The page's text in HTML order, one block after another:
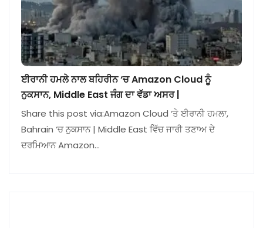
ਈਰਾਨੀ ਹਮਲੇ ਨਾਲ ਬਹਿਰੀਨ ‘ਚ Amazon Cloud ਨੂੰ
ਨੁਕਸਾਨ, Middle East ਜੰਗ ਦਾ ਵੱਡਾ ਅਸਰ |
Share this post via:Amazon Cloud ‘ਤੇ ਈਰਾਨੀ ਹਮਲਾ,
Bahrain ‘ਚ ਨੁਕਸਾਨ | Middle East ਵਿੱਚ ਜਾਰੀ ਤਣਾਅ ਦੇ
ਦਰਮਿਆਨ Amazon…